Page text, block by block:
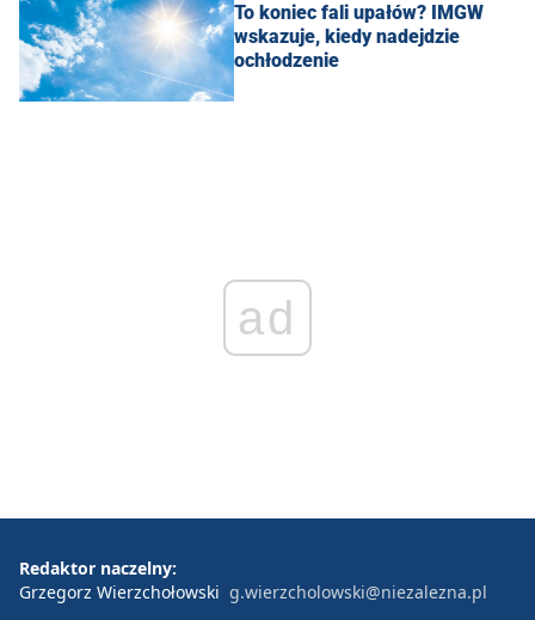
To koniec fali upałów? IMGW
wskazuje, kiedy nadejdzie
ochłodzenie
ad
Redaktor naczelny:
Grzegorz Wierzchołowski g.wierzcholowski@niezalezna.pl